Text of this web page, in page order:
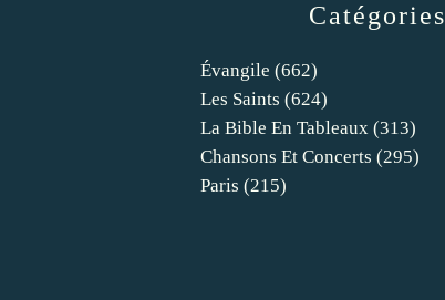
Catégories
Évangile (662)
Les Saints (624)
La Bible En Tableaux (313)
Chansons Et Concerts (295)
Paris (215)